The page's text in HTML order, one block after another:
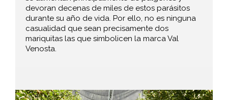
devoran decenas de miles de estos parásitos
durante su año de vida. Por ello, no es ninguna
casualidad que sean precisamente dos
mariquitas las que simbolicen la marca Val
Venosta.